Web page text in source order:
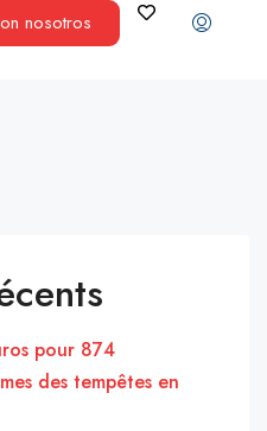
nosotros
pour 874
des tempêtes en